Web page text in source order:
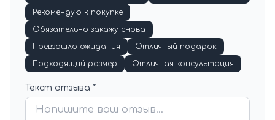
Рекомендую к покупке
Обязательно закажу снова
Превзошло ожидания
Отличный подарок
Подходящий размер
Отличная консультация
Текст отзыва *